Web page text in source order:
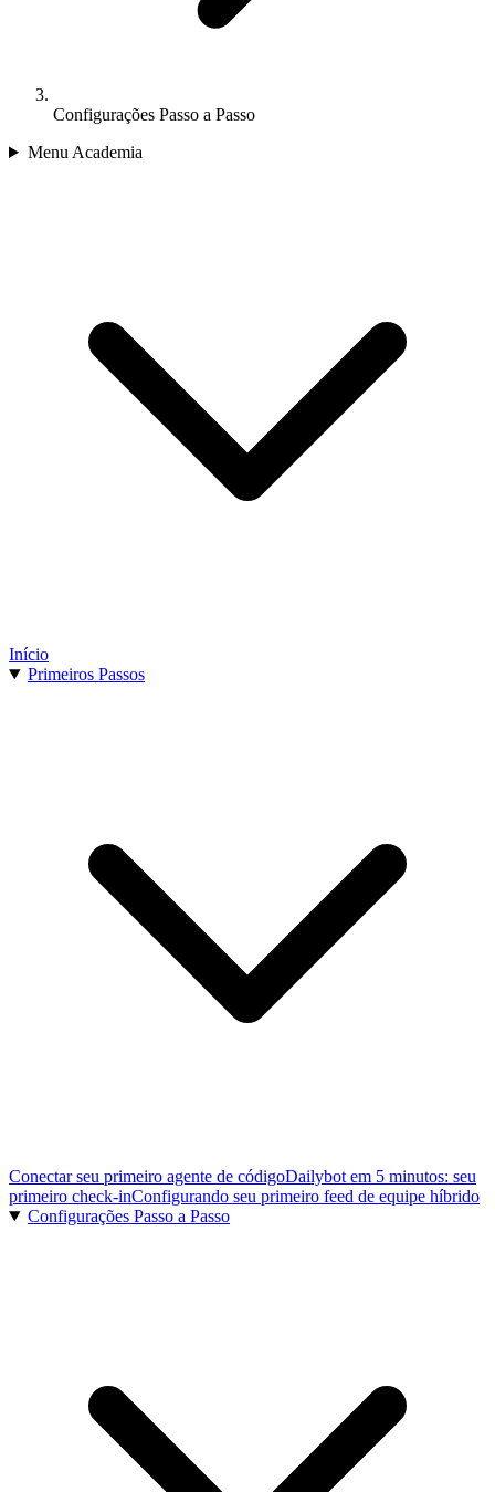
Configurações Passo a Passo
Menu Academia
Início
Primeiros Passos
Conectar seu primeiro agente de códigoDailybot em 5 minutos: seu
primeiro check-inConfigurando seu primeiro feed de equipe híbrido
Configurações Passo a Passo